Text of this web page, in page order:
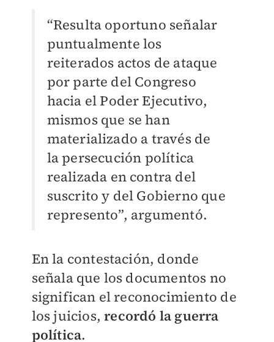
“Resulta oportuno señalar
puntualmente los
reiterados actos de ataque
por parte del Congreso
hacia el Poder Ejecutivo,
mismos que se han
materializado a través de
la persecución política
realizada en contra del
suscrito y del Gobierno que
represento”, argumentó.
En la contestación, donde
señala que los documentos no
significan el reconocimiento de
los juicios,recordó la guerra
política.